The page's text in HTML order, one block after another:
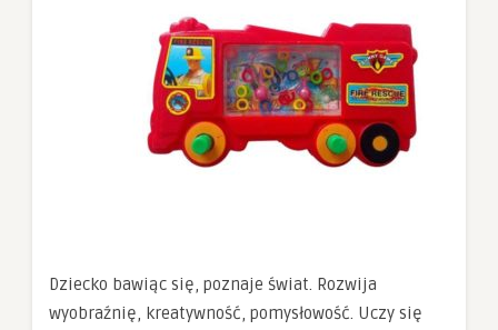
Dziecko bawiąc się, poznaje świat. Rozwija
wyobraźnię, kreatywność, pomysłowość. Uczy się